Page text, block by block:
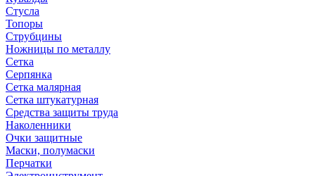
Стусла
Топоры
Струбцины
Ножницы по металлу
Сетка
Серпянка
Сетка малярная
Сетка штукатурная
Средства защиты труда
Наколенники
Очки защитные
Маски, полумаски
Перчатки